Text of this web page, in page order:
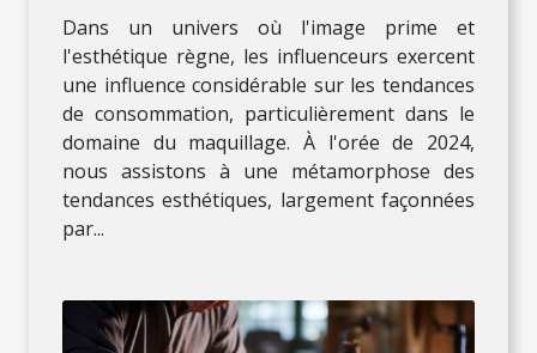
Dans un univers où l'image prime et
l'esthétique règne, les influenceurs exercent
une influence considérable sur les tendances
de consommation, particulièrement dans le
domaine du maquillage. À l'orée de 2024,
nous assistons à une métamorphose des
tendances esthétiques, largement façonnées
par...